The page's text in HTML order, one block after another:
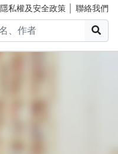
隱私權及安全政策 聯絡我們